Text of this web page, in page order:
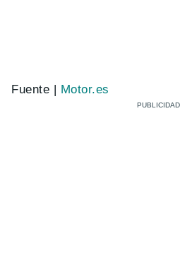
Fuente | Motor.es